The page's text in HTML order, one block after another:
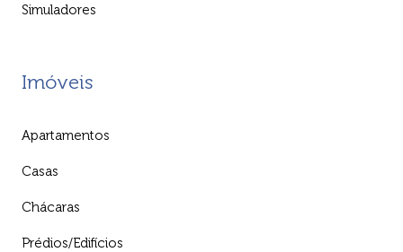
Simuladores
Imóveis
Apartamentos
Casas
Chácaras
Prédios/Edifícios